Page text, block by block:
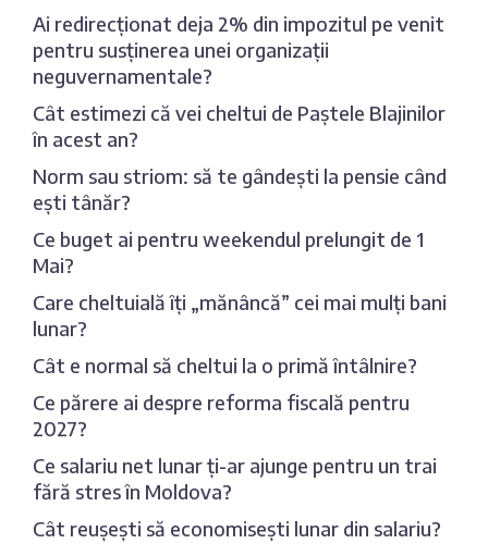
Ai redirecționat deja 2% din impozitul pe venit
pentru susținerea unei organizații
neguvernamentale?
Cât estimezi că vei cheltui de Paștele Blajinilor
în acest an?
Norm sau striom: să te gândești la pensie când
ești tânăr?
Ce buget ai pentru weekendul prelungit de 1
Mai?
Care cheltuială îți „mănâncă” cei mai mulți bani
lunar?
Cât e normal să cheltui la o primă întâlnire?
Ce părere ai despre reforma fiscală pentru
2027?
Ce salariu net lunar ți-ar ajunge pentru un trai
fără stres în Moldova?
Cât reușești să economisești lunar din salariu?